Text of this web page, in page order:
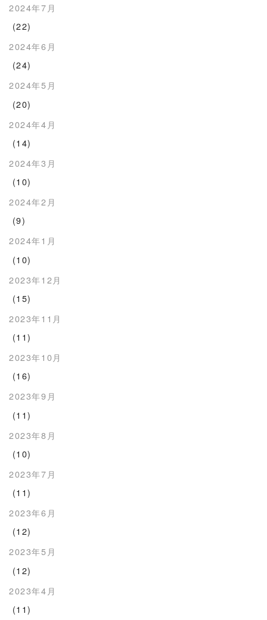
2024年7月
(22)
2024年6月
(24)
2024年5月
(20)
2024年4月
(14)
2024年3月
(10)
2024年2月
(9)
2024年1月
(10)
2023年12月
(15)
2023年11月
(11)
2023年10月
(16)
2023年9月
(11)
2023年8月
(10)
2023年7月
(11)
2023年6月
(12)
2023年5月
(12)
2023年4月
(11)